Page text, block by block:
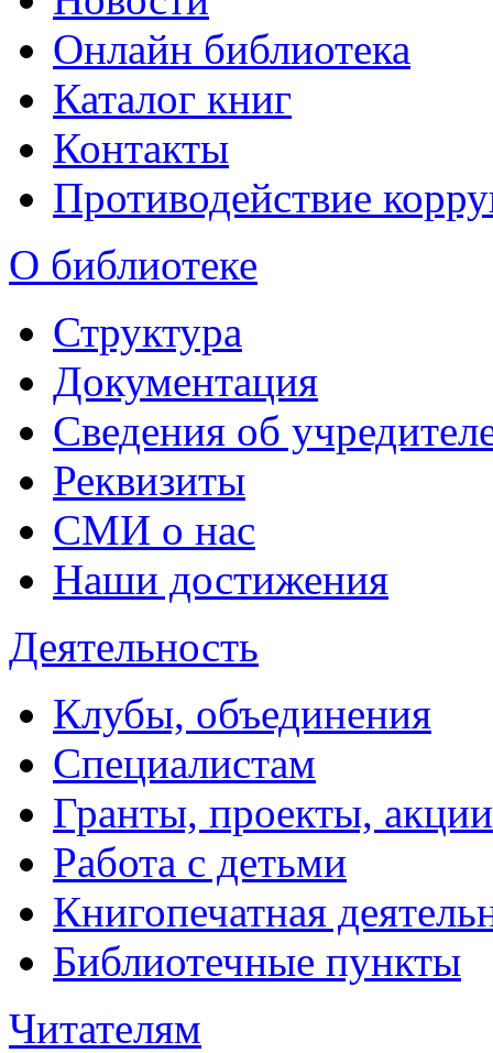
Онлайн библиотека
Каталог книг
Контакты
Противодействие
О библиотеке
Структура
Документация
Сведения об
Реквизиты
СМИ о нас
Наши достижения
Деятельность
Клубы, объединения
Специалистам
Гранты, проекты, акции
Работа с детьми
Книгопечатная
Библиотечные пункты
Читателям